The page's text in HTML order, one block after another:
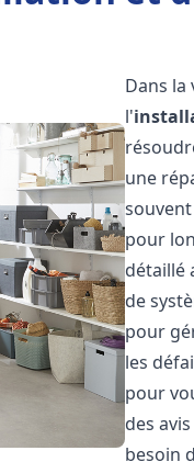
Dans la
l'
une
pour
détaillé
de
pour
les
pour
des
besoin